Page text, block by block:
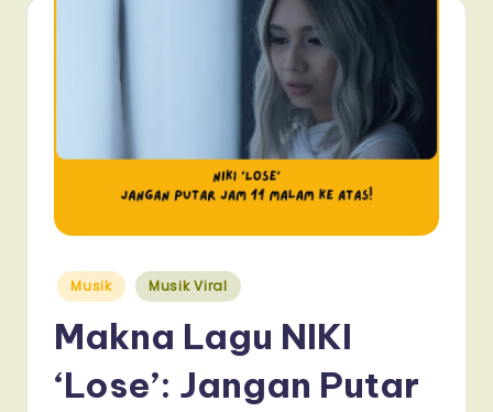
Posted
in
Musik Musik Viral
Makna Lagu NIKI
‘Lose’: Jangan Putar